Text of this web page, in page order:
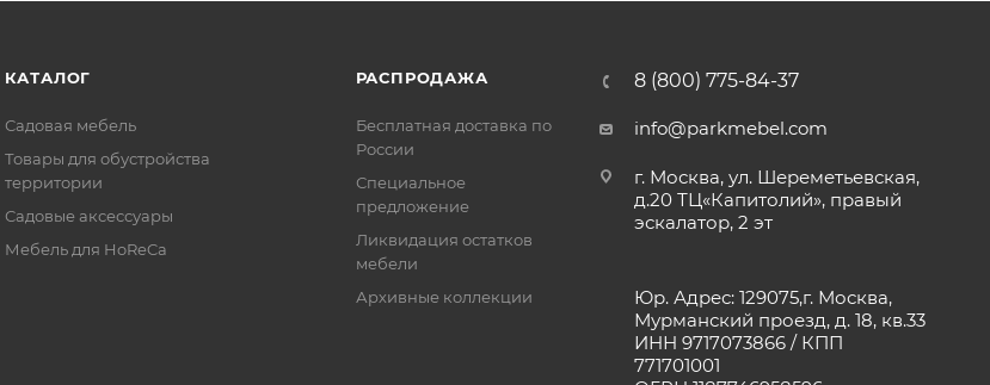
КАТАЛОГ
Садовая мебель
Товары для обустройства
территории
Садовые аксессуары
Мебель для HoReCa
РАСПРОДАЖА
Бесплатная доставка по
России
Специальное
предложение
Ликвидация остатков
мебели
Архивные коллекции
8 (800) 775-84-37
info@parkmebel.com
г. Москва, ул. Шереметьевская,
д.20 ТЦ«Капитолий», правый
эскалатор, 2 эт
Юр. Адрес: 129075,г. Москва,
Мурманский проезд, д. 18, кв.33
ИНН 9717073866 / КПП
771701001